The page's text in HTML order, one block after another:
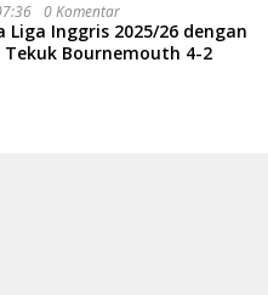
0 Komentar
Liga Inggris 2025/26 dengan
Tekuk Bournemouth 4-2